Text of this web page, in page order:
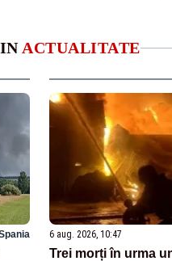
ACTUALITATE
6 aug. 2026, 10:47
Trei morți în urma